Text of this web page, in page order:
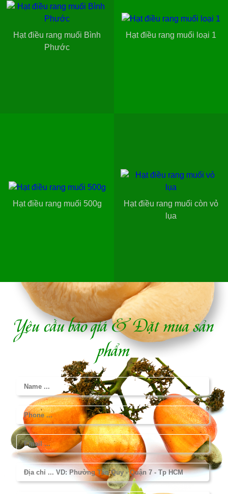
Hạt điều rang muối Bình
Phước
Hạt điều rang muối loại 1
Hạt điều rang muối 500g
Hạt điều rang muối còn vỏ
lụa
Yêu cầu báo giá & Đặt mua sản
phẩm